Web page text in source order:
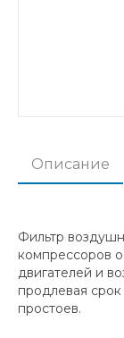
Описание
Фильтр
компрессоров
двигателей и
продлевая
простоев.